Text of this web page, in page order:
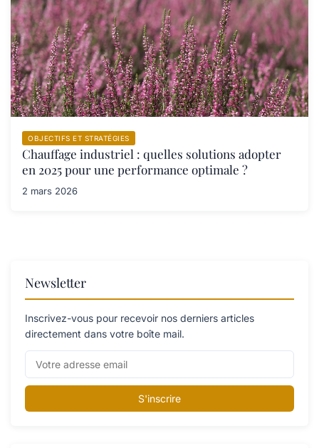
OBJECTIFS ET STRATÉGIES
Chauffage industriel : quelles solutions adopter
en 2025 pour une performance optimale ?
2 mars 2026
Newsletter
Inscrivez-vous pour recevoir nos derniers articles
directement dans votre boîte mail.
S'inscrire